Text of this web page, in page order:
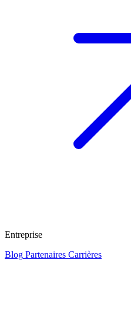
Entreprise
Blog Partenaires Carrières